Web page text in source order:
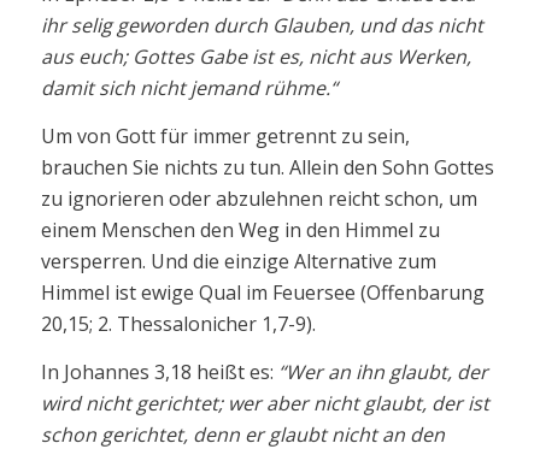
ihr selig geworden durch Glauben, und das nicht
aus euch; Gottes Gabe ist es, nicht aus Werken,
damit sich nicht jemand rühme.“
Um von Gott für immer getrennt zu sein,
brauchen Sie nichts zu tun. Allein den Sohn Gottes
zu ignorieren oder abzulehnen reicht schon, um
einem Menschen den Weg in den Himmel zu
versperren. Und die einzige Alternative zum
Himmel ist ewige Qual im Feuersee (Offenbarung
20,15; 2. Thessalonicher 1,7-9).
In Johannes 3,18 heißt es: “Wer an ihn glaubt, der
wird nicht gerichtet; wer aber nicht glaubt, der ist
schon gerichtet, denn er glaubt nicht an den